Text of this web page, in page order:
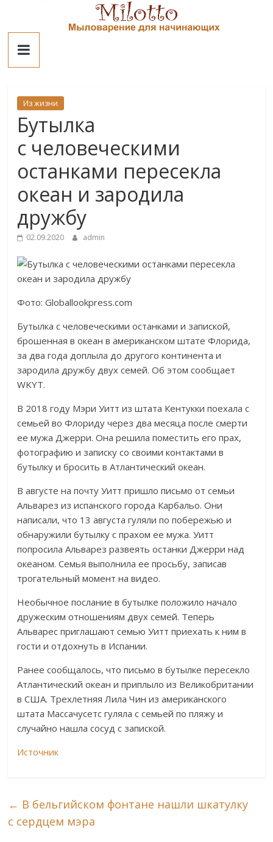
contentМилотто
Из жизни
Бутылка
с человеческими
останками пересекла
океан и зародила
дружбу
02.09.2020 admin
Фото: Globallookpress.com
Бутылка с человеческими останками и запиской,
брошенная в океан в американском штате Флорида,
за два года доплыла до другого континента и
зародила дружбу двух семей. Об этом сообщает
WKYT.
В 2018 году Мэри Уитт из штата Кентукки поехала с
семьей во Флориду через два месяца после смерти
ее мужа Джерри. Она решила поместить его прах,
фотографию и записку со своими контактами в
бутылку и бросить в Атлантический океан.
В августе на почту Уитт пришло письмо от семьи
Альварез из испанского города Карбальо. Они
написали, что 13 августа гуляли по побережью и
обнаружили бутылку с прахом ее мужа. Уитт
попросила Альварез развеять останки Джерри над
океаном. Семья выполнила ее просьбу, записав
трогательный момент на видео.
Необычное послание в бутылке положило начало
дружеским отношениям двух семей. Теперь
Альварес приглашают семью Уитт приехать к ним в
гости и отдохнуть в Испании.
Ранее сообщалось, что письмо в бутылке пересекло
Атлантический океан и приплыло из Великобритании
в США. Трехлетняя Лила Чин из американского
штата Массачусетс гуляла с семьей по пляжу и
случайно нашла сосуд с запиской.
Источник
← В бельгийском фонтане нашли шкатулку
с сердцем мэра